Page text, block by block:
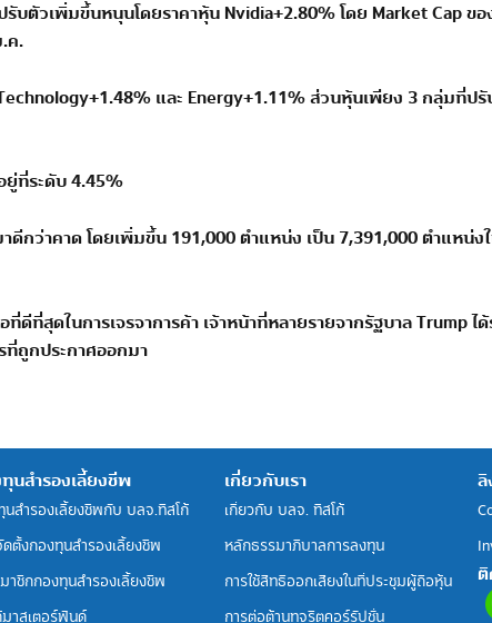
รับตัวเพิ่มขึ้นหนุนโดยราคาหุ้น Nvidia+2.80%โดย Market Capขอ
ค.
และ Energy+1.11%ส่วนหุ้นเพียง 3กลุ่มที่ป
ยู่ที่ระดับ4.45%
ดีกว่าคาด โดยเพิ่มขึ้น 191,000 ตำแหน่ง เป็น 7,391,000 ตำแหน่
ดีที่สุดในการเจรจาการค้า เจ้าหน้าที่หลายรายจากรัฐบาลTrumpไ
ถูกประกาศออกมา
นสำรองเลี้ยงชีพ
นสำรองเลี้ยงชีพกับ บลจ.ทิสโก้
ดตั้งกองทุนสำรองเลี้ยงชีพ
าชิกกองทุนสำรองเลี้ยงชีพ
มาสเตอร์ฟันด์
เกี่ยวกับเรา
เกี่ยวกับ บลจ. ทิสโก้
หลักธรรมาภิบาลการลงทุน
การใช้สิทธิออกเสียงในที่ประชุมผู้ถือหุ้น
การต่อต้านทุจริตคอร์รัปชั่น
ลิ